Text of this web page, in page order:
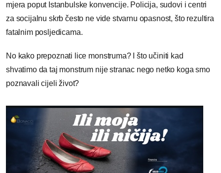
mjera poput Istanbulske konvencije. Policija, sudovi i centri
za socijalnu skrb često ne vide stvarnu opasnost, što rezultira
fatalnim posljedicama.
No kako prepoznati lice monstruma? I što učiniti kad
shvatimo da taj monstrum nije stranac nego netko koga smo
poznavali cijeli život?